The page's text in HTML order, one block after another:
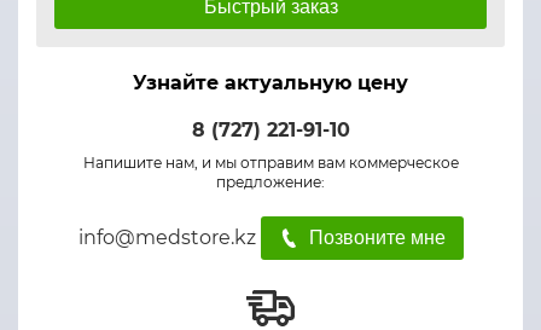
Быстрый заказ
Узнайте актуальную цену
8 (727) 221-91-10
Напишите нам, и мы отправим вам коммерческое
предложение:
info@medstore.kz Позвоните мне